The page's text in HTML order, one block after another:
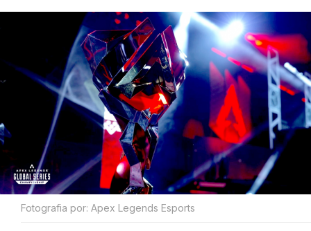
Fotografia por: Apex Legends Esports